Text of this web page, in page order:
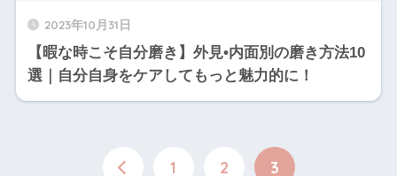
2023年10月31日
【暇な時こそ自分磨き】外見•内面別の磨き方法10
選｜自分自身をケアしてもっと魅力的に！
1 2 3